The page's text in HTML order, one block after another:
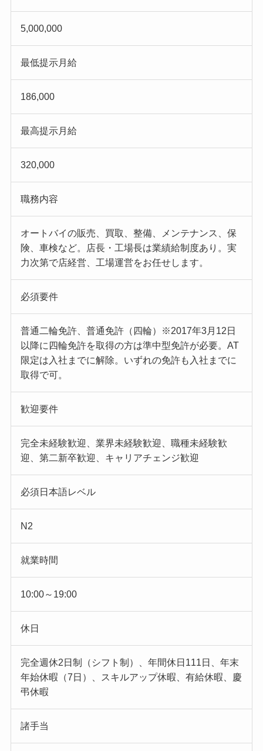
5,000,000
最低提示月給
186,000
最高提示月給
320,000
職務内容
オートバイの販売、買取、整備、メンテナンス、保
険、車検など。店長・工場長は業績給制度あり。実
力次第で店経営、工場運営をお任せします。
必須要件
普通二輪免許、普通免許（四輪）※2017年3月12日
以降に四輪免許を取得の方は準中型免許が必要。AT
限定は入社までに解除。いずれの免許も入社までに
取得で可。
歓迎要件
完全未経験歓迎、業界未経験歓迎、職種未経験歓
迎、第二新卒歓迎、キャリアチェンジ歓迎
必須日本語レベル
N2
就業時間
10:00～19:00
休日
完全週休2日制（シフト制）、年間休日111日、年末
年始休暇（7日）、スキルアップ休暇、有給休暇、慶
弔休暇
諸手当